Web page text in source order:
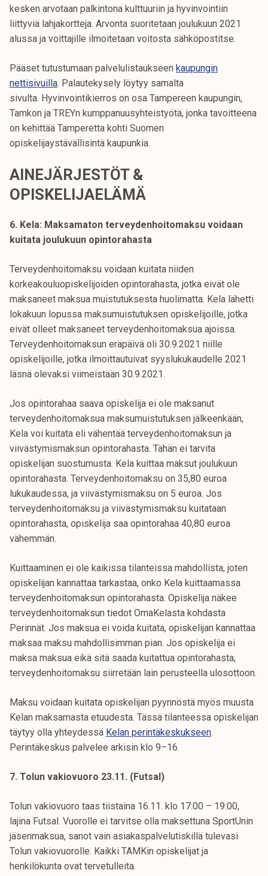
kesken arvotaan palkintona kulttuuriin ja hyvinvointiin
liittyviä lahjakortteja. Arvonta suoritetaan joulukuun 2021
alussa ja voittajille ilmoitetaan voitosta sähköpostitse.
Pääset tutustumaan palvelulistaukseen kaupungin
nettisivuilla. Palautekysely löytyy samalta
sivulta. Hyvinvointikierros on osa Tampereen kaupungin,
Tamkon ja TREYn kumppanuusyhteistyötä, jonka tavoitteena
on kehittää Tamperetta kohti Suomen
opiskelijaystävällisintä kaupunkia.
AINEJÄRJESTÖT &
OPISKELIJAELÄMÄ
6. Kela: Maksamaton terveydenhoitomaksu voidaan
kuitata joulukuun opintorahasta
Terveydenhoitomaksu voidaan kuitata niiden
korkeakouluopiskelijoiden opintorahasta, jotka eivät ole
maksaneet maksua muistutuksesta huolimatta. Kela lähetti
lokakuun lopussa maksumuistutuksen opiskelijoille, jotka
eivät olleet maksaneet terveydenhoitomaksua ajoissa.
Terveydenhoitomaksun eräpäivä oli 30.9.2021 niille
opiskelijoille, jotka ilmoittautuivat syyslukukaudelle 2021
läsnä olevaksi viimeistään 30.9.2021.
Jos opintorahaa saava opiskelija ei ole maksanut
terveydenhoitomaksua maksumuistutuksen jälkeenkään,
Kela voi kuitata eli vähentää terveydenhoitomaksun ja
viivästymismaksun opintorahasta. Tähän ei tarvita
opiskelijan suostumusta. Kela kuittaa maksut joulukuun
opintorahasta. Terveydenhoitomaksu on 35,80 euroa
lukukaudessa, ja viivästymismaksu on 5 euroa. Jos
terveydenhoitomaksu ja viivästymismaksu kuitataan
opintorahasta, opiskelija saa opintorahaa 40,80 euroa
vähemmän.
Kuittaaminen ei ole kaikissa tilanteissa mahdollista, joten
opiskelijan kannattaa tarkastaa, onko Kela kuittaamassa
terveydenhoitomaksun opintorahasta. Opiskelija näkee
terveydenhoitomaksun tiedot OmaKelasta kohdasta
Perinnät. Jos maksua ei voida kuitata, opiskelijan kannattaa
maksaa maksu mahdollisimman pian. Jos opiskelija ei
maksa maksua eikä sitä saada kuitattua opintorahasta,
terveydenhoitomaksu siirretään lain perusteella ulosottoon.
Maksu voidaan kuitata opiskelijan pyynnöstä myös muusta
Kelan maksamasta etuudesta. Tässä tilanteessa opiskelijan
täytyy olla yhteydessä Kelan perintäkeskukseen.
Perintäkeskus palvelee arkisin klo 9–16.
7. Tolun vakiovuoro 23.11. (Futsal)
Tolun vakiovuoro taas tiistaina 16.11. klo 17:00 – 19:00,
lajina Futsal. Vuorolle ei tarvitse olla maksettuna SportUnin
jäsenmaksua, sanot vain asiakaspalvelutiskillä tulevasi
Tolun vakiovuorolle. Kaikki TAMKin opiskelijat ja
henkilökunta ovat tervetulleita.